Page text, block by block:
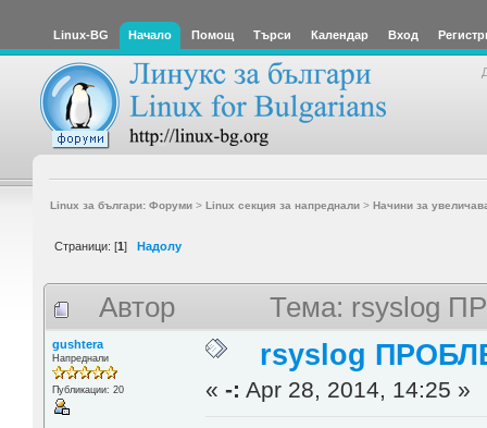
Linux-BG Начало Помощ Търси Календар Вход
Linux за българи: Форуми> Linux секция за напреднали> Начини за
Страници: [1] Надолу
Автор Тема: rsyslog
gushtera
Напреднали
Публикации: 20
rsyslog
«-: Apr 28, 2014, 14:25 »